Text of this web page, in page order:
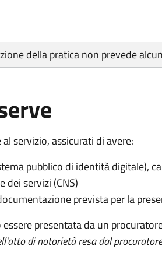
della pratica non prevede
al servizio, assicurati di avere:
pubblico di identità digitale),
dei servizi (CNS)
prevista per la
essere presentata da un
di notorietà resa dal